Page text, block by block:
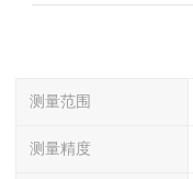
测量范围
测量精度